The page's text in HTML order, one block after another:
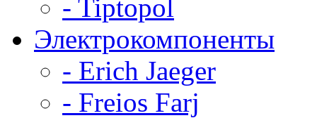
- Tiptopol
Электрокомпоненты
- Erich Jaeger
- Freios Farj